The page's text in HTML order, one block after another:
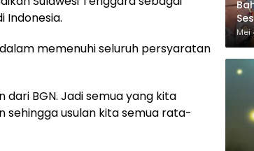
Indonesia.
memenuhi seluruh persyaratan
BGN. Jadi semua yang kita
sehingga usulan kita semua rata-
Mei